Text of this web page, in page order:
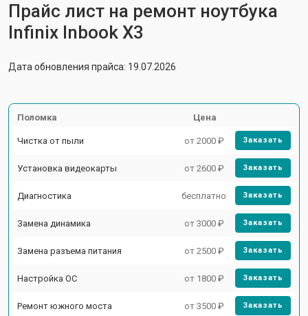
Прайс лист на ремонт ноутбука
Infinix Inbook X3
Дата обновления прайса: 19.07.2026
Поломка Цена
Чистка от пыли от 2000 ₽ Заказать
Установка видеокарты от 2600 ₽ Заказать
Диагностика бесплатно Заказать
Замена динамика от 3000 ₽ Заказать
Замена разъема питания от 2500 ₽ Заказать
Настройка ОС от 1800 ₽ Заказать
Ремонт южного моста от 3500 ₽ Заказать